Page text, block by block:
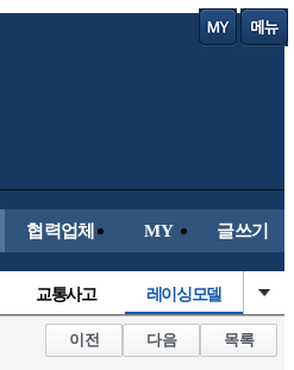
협력업체 MY 글쓰기
교통사고 레이싱모델
내차사진 직찍/특종
이전 다음 목록